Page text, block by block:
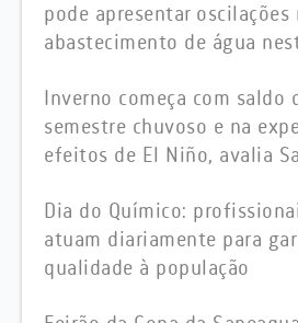
pode apresentar oscilações
abastecimento de água
Inverno começa com saldo
semestre chuvoso e na
efeitos de El Niño, avalia
Dia do Químico:
atuam diariamente para
qualidade à população